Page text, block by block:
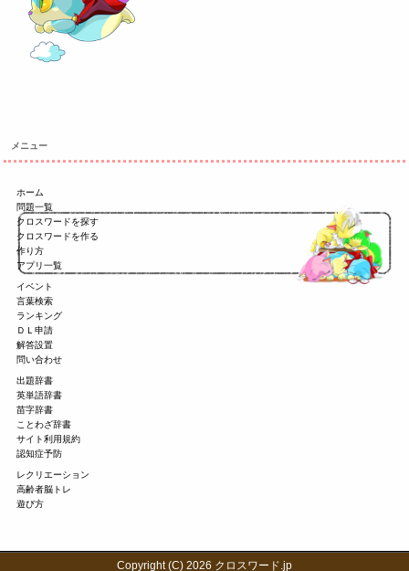
メニュー
ホーム
問題一覧
クロスワードを探す
クロスワードを作る
作り方
アプリ一覧
イベント
言葉検索
ランキング
ＤＬ申請
解答設置
問い合わせ
出題辞書
英単語辞書
苗字辞書
ことわざ辞書
サイト利用規約
認知症予防
レクリエーション
高齢者脳トレ
遊び方
Copyright (C) 2026 クロスワード.jp